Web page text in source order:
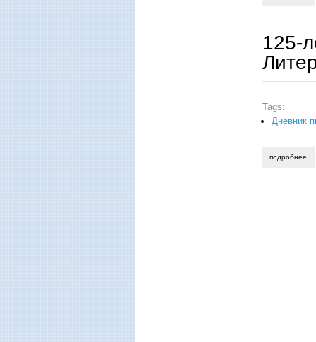
125-
Tags:
Дневник
подробнее